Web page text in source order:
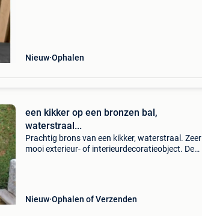
Nieuw Ophalen
een kikker op een bronzen bal,
waterstraal...
Prachtig brons van een kikker, waterstraal. Zeer
mooi exterieur- of interieurdecoratieobject. De
Nieuw Ophalen of Verzenden